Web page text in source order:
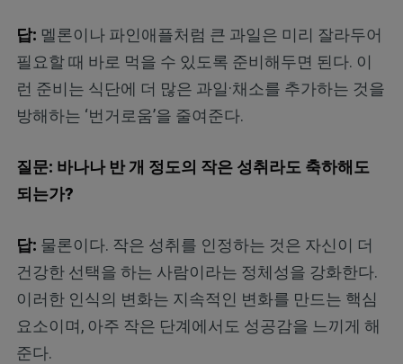
답: 멜론이나 파인애플처럼 큰 과일은 미리 잘라두어
필요할 때 바로 먹을 수 있도록 준비해두면 된다. 이
런 준비는 식단에 더 많은 과일·채소를 추가하는 것을
방해하는 ‘번거로움’을 줄여준다.
질문: 바나나 반 개 정도의 작은 성취라도 축하해도
되는가?
답: 물론이다. 작은 성취를 인정하는 것은 자신이 더
건강한 선택을 하는 사람이라는 정체성을 강화한다.
이러한 인식의 변화는 지속적인 변화를 만드는 핵심
요소이며, 아주 작은 단계에서도 성공감을 느끼게 해
준다.